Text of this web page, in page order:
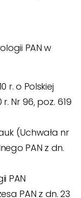
PAN w
r. o Polskiej
r. Nr 96, poz. 619
(Uchwała nr
PAN z dn.
PAN
PAN z dn. 23